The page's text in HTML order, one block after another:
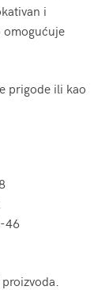
i
omogućuje
prigode ili kao
46